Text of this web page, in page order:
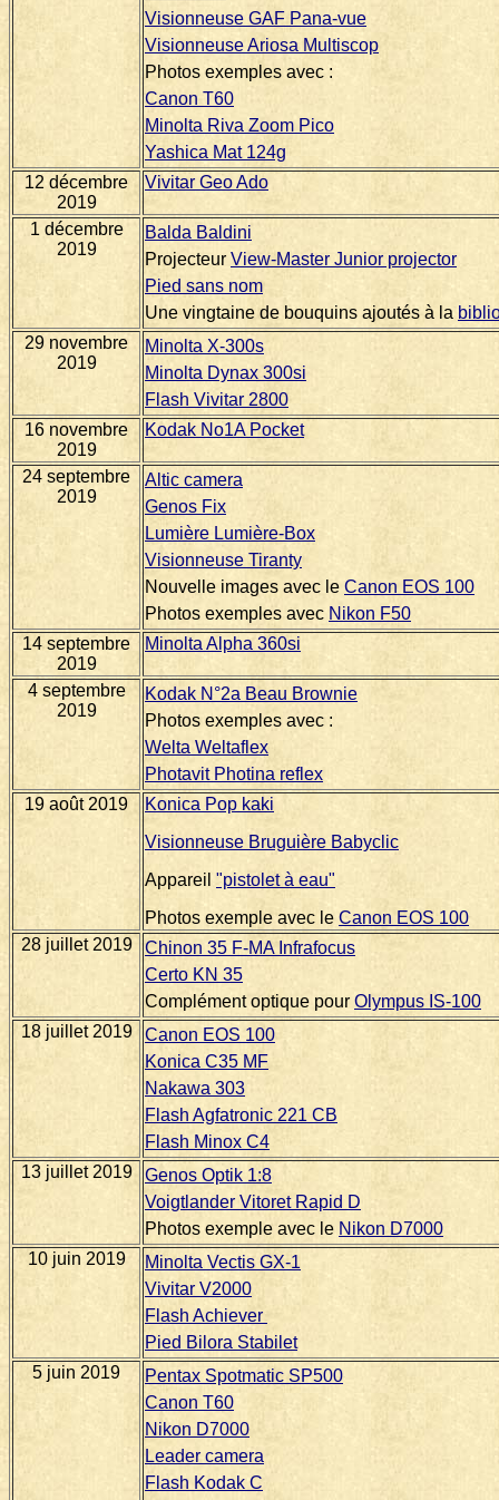
Visionneuse GAF Pana-vue
Visionneuse Ariosa Multiscop
Photos exemples avec :
Canon T60
Minolta Riva Zoom Pico
Yashica Mat 124g
12 décembre
2019
Vivitar Geo Ado
1 décembre
2019
Balda Baldini
Projecteur View-Master Junior projector
Pied sans nom
Une vingtaine de bouquins ajoutés à la
29 novembre
2019
Minolta X-300s
Minolta Dynax 300si
Flash Vivitar 2800
16 novembre
2019
Kodak No1A Pocket
24 septembre
2019
Altic camera
Genos Fix
Lumière Lumière-Box
Visionneuse Tiranty
Nouvelle images avec le Canon EOS 100
Photos exemples avec Nikon F50
14 septembre
2019
Minolta Alpha 360si
4 septembre
2019
Kodak N°2a Beau Brownie
Photos exemples avec :
Welta Weltaflex
Photavit Photina reflex
19 août 2019
Konica Pop kaki
Visionneuse Bruguière Babyclic
Appareil "pistolet à eau"
Photos exemple avec le Canon EOS 100
28 juillet 2019
Chinon 35 F-MA Infrafocus
Certo KN 35
Complément optique pour Olympus IS-100
18 juillet 2019
Canon EOS 100
Konica C35 MF
Nakawa 303
Flash Agfatronic 221 CB
Flash Minox C4
13 juillet 2019
Genos Optik 1:8
Voigtlander Vitoret Rapid D
Photos exemple avec le Nikon D7000
10 juin 2019
Minolta Vectis GX-1
Vivitar V2000
Flash Achiever
Pied Bilora Stabilet
5 juin 2019
Pentax Spotmatic SP500
Canon T60
Nikon D7000
Leader camera
Flash Kodak C